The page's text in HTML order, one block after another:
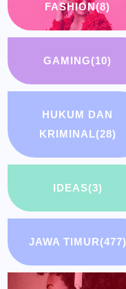
FASHION(8)
GAMING(10)
HUKUM DAN
KRIMINAL(28)
IDEAS(3)
JAWA TIMUR(477)